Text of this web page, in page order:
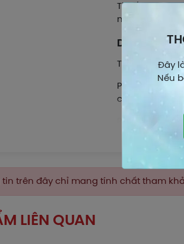
Thuốc Tiffy
nghẹt mũi, hạ
Dược lực
Tiffy syrup là
Paracetamol:
chế hệ thống
Phenylephrin
nước mũi và
Dược động
tin trên đây chỉ mang tính chất tham
LIÊN QUAN
Đây
Nếu